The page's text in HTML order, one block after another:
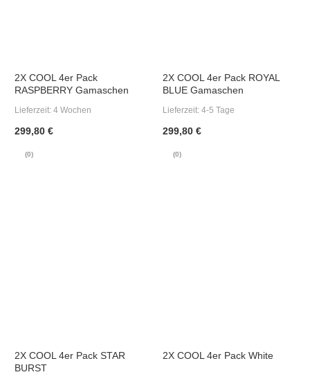
2X COOL 4er Pack
RASPBERRY Gamaschen
Lieferzeit: 4 Wochen
299,80 €
(0)
2X COOL 4er Pack ROYAL
BLUE Gamaschen
Lieferzeit: 4-5 Tage
299,80 €
(0)
2X COOL 4er Pack STAR
BURST
2X COOL 4er Pack White